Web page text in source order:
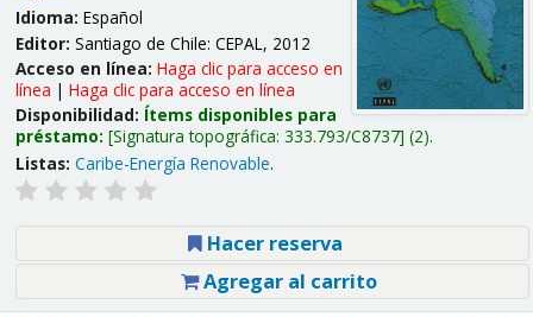
Idioma: Español
Editor: Santiago de Chile: CEPAL, 2012
Acceso en línea: Haga clic para acceso en
línea | Haga clic para acceso en línea
Disponibilidad: Ítems disponibles para
préstamo: Signatura topográfica: 333.793/C8737 (2).
Listas: Caribe-Energía Renovable.
Hacer reserva
Agregar al carrito